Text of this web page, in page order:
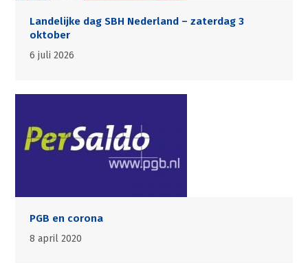
Landelijke dag SBH Nederland – zaterdag 3
oktober
6 juli 2026
PGB en corona
8 april 2020